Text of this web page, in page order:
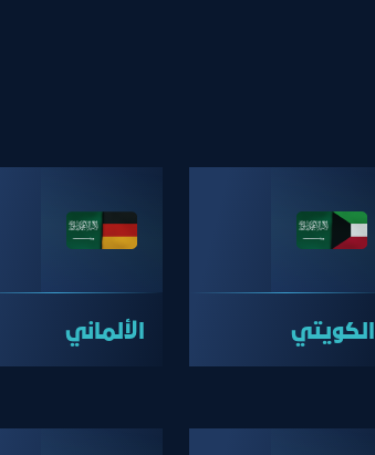
الكويتي الألماني